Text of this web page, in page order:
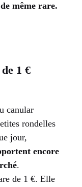
même rare.
1 €
canular
rondelles
jour,
encore
.
de 1 €. Elle